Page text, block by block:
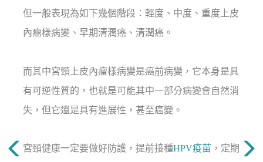
但一般表現為如下幾個階段：輕度、中度、重度上皮
內瘤樣病變、早期清潤癌、清潤癌。
而其中宮頸上皮內瘤樣病變是癌前病變，它本身是具
有可逆性質的，也就是可能其中一部分病變會自然消
失，但它還是具有進展性，甚至癌變。
宮頸健康一定要做好防護，提前接種HPV疫苗 ，定期